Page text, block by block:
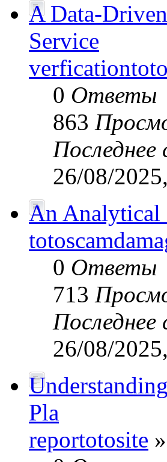
A Data-
Service
verficationtoto
0 Ответы
863
26/08/
An Analytical
0 Ответы
713
26/08/
Pla
reportotosite